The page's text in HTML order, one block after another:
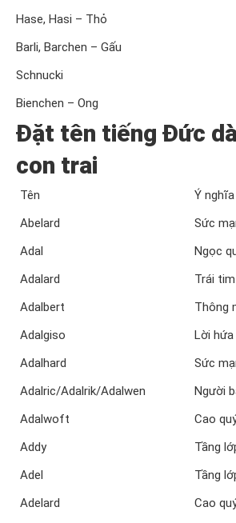
Hase, Hasi – Thỏ
Barli, Barchen – Gấu
Schnucki
Bienchen – Ong
Đặt tên tiếng Đức
con trai
Tên
Ý nghĩa
Abelard
Sức
Adal
Ngọc
Adalard
Trái
Adalbert
Thông
Adalgiso
Lời hứa
Adalhard
Sức
Adalric/Adalrik/Adalwen
Người
Adalwoft
Cao
Addy
Tầng
Adel
Tầng
Adelard
Cao